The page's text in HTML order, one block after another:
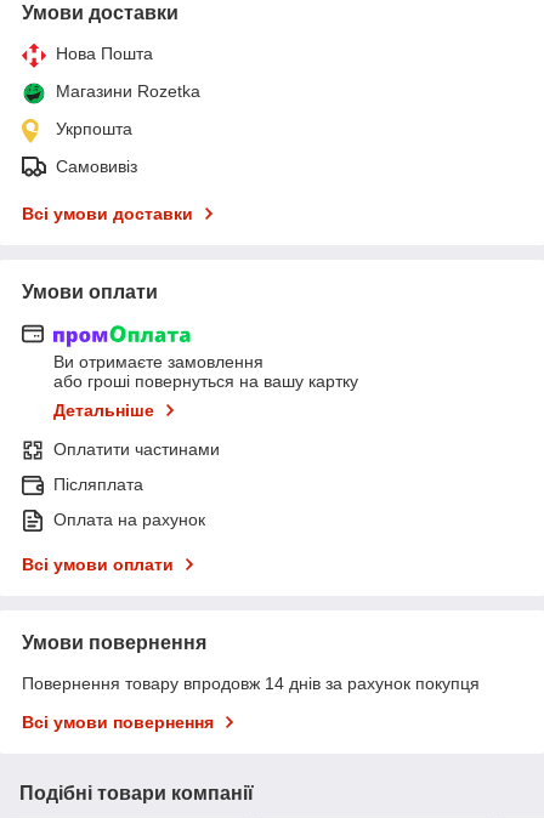
Умови доставки
Нова Пошта
Магазини Rozetka
Укрпошта
Самовивіз
Всі умови доставки
Умови оплати
Ви отримаєте замовлення
або гроші повернуться на вашу картку
Детальніше
Оплатити частинами
Післяплата
Оплата на рахунок
Всі умови оплати
Умови повернення
Повернення товару впродовж 14 днів за рахунок покупця
Всі умови повернення
Подібні товари компанії